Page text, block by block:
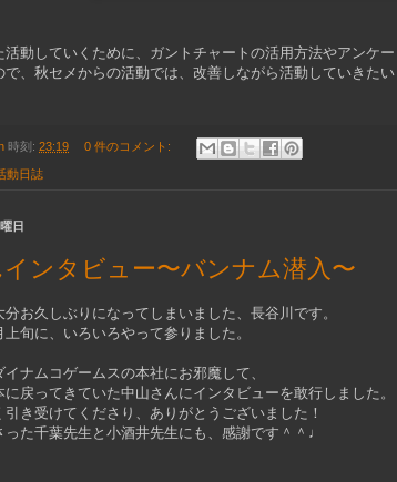
活動していくために、ガントチャートの活用方法やアンケ
で、秋セメからの活動では、改善しながら活動していきたい
時刻: 23:19 0 件のコメント:
動日誌
日
ンタビュー〜バンナム潜入〜
お久しぶりになってしまいました、長谷川です。
上旬に、いろいろやって参りました。
ナムコゲームスの本社にお邪魔して、
に戻ってきていた中山さんにインタビューを敢行しました。
引き受けてくださり、ありがとうございました！
った千葉先生と小酒井先生にも、感謝です＾＾♩